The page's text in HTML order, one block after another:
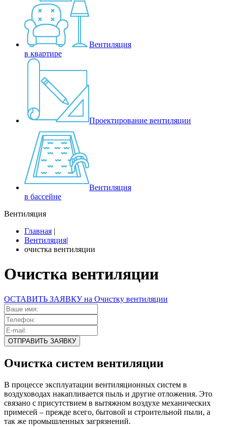
Вентиляция
в квартире
Проектирование вентиляции
Вентиляция
в бассейне
Вентиляция
Главная |
Вентиляция|
очистка вентиляции
Очистка вентиляции
ОСТАВИТЬ ЗАЯВКУ на Очистку вентиляции
Очистка систем вентиляции
В процессе эксплуатации вентиляционных систем в
воздуховодах накапливается пыль и другие отложения. Это
связано с присутствием в вытяжном воздухе механических
примесей – прежде всего, бытовой и строительной пыли, а
так же промышленных загрязнений.